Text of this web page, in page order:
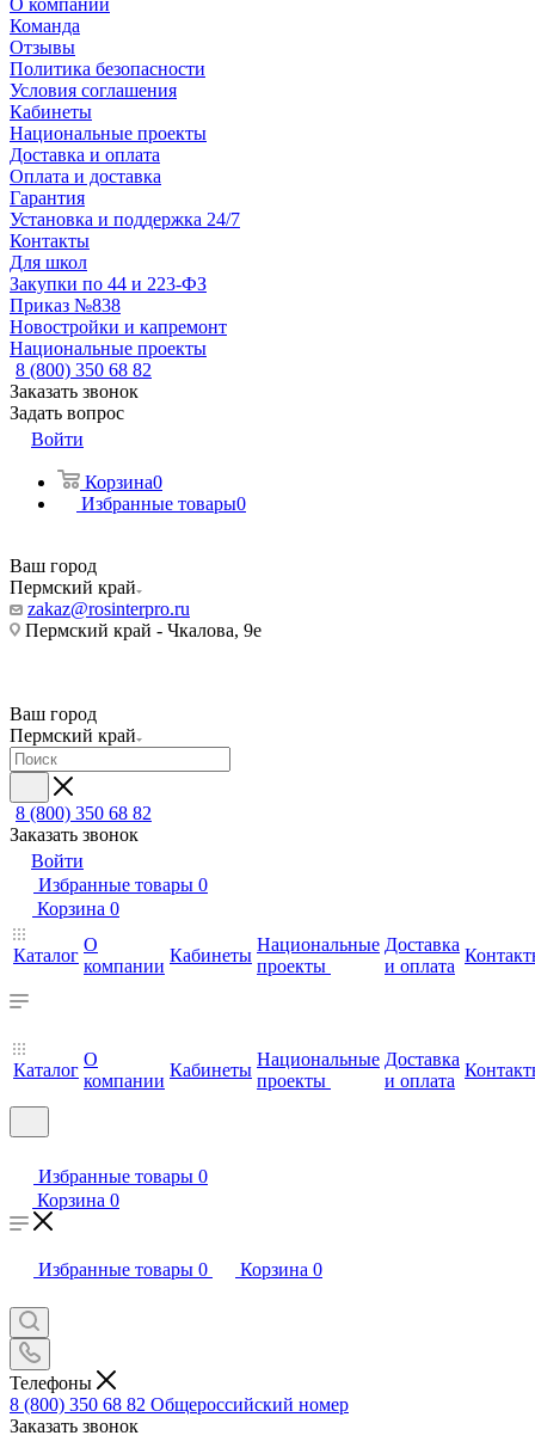
О компании
Команда
Отзывы
Политика безопасности
Условия соглашения
Кабинеты
Национальные проекты
Доставка и оплата
Оплата и доставка
Гарантия
Установка и поддержка 24/7
Контакты
Для школ
Закупки по 44 и 223-ФЗ
Приказ №838
Новостройки и капремонт
Национальные проекты
8 (800) 350 68 82
Заказать звонок
Задать вопрос
Войти
Корзина0
Избранные товары0
Ваш город
Пермский край
zakaz@rosinterpro.ru
Пермский край - Чкалова, 9е
Ваш город
Пермский край
8 (800) 350 68 82
Заказать звонок
Войти
Избранные товары 0
Корзина 0
Каталог
О
компании
Кабинеты
Национальные
проекты
Доставка
и оплата
Каталог
О
компании
Кабинеты
Национальные
проекты
Доставка
и оплата
Избранные товары 0
Корзина 0
Избранные товары 0 Корзина 0
Телефоны
8 (800) 350 68 82 Общероссийский номер
Заказать звонок